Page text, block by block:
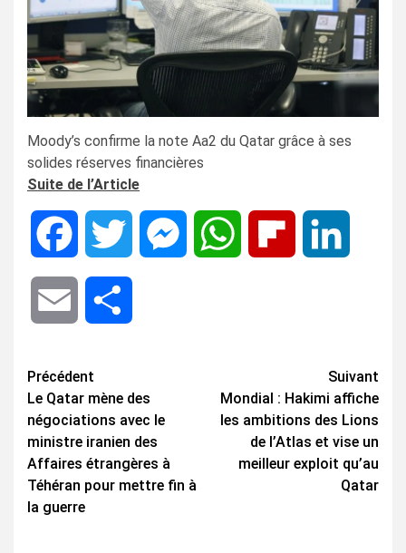
Moody’s confirme la note Aa2 du Qatar grâce à ses
solides réserves financières
Suite de l’Article
Facebook Twitter MessengerWhatsApp Flipboard
Email
Navigation
d’article
Précédent
Le Qatar mène des
négociations avec le
ministre iranien des
Affaires étrangères à
Téhéran pour mettre fin à
la guerre
Suivant
Mondial : Hakimi affiche
les ambitions des Lions
de l’Atlas et vise un
meilleur exploit qu’au
Qatar